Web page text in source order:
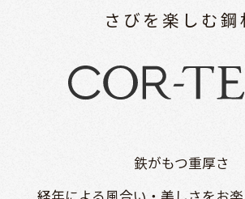
さびを楽しむ鋼
鉄がもつ重厚さ